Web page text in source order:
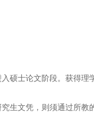
硕士论文阶段。获得理
生文凭，则须通过所